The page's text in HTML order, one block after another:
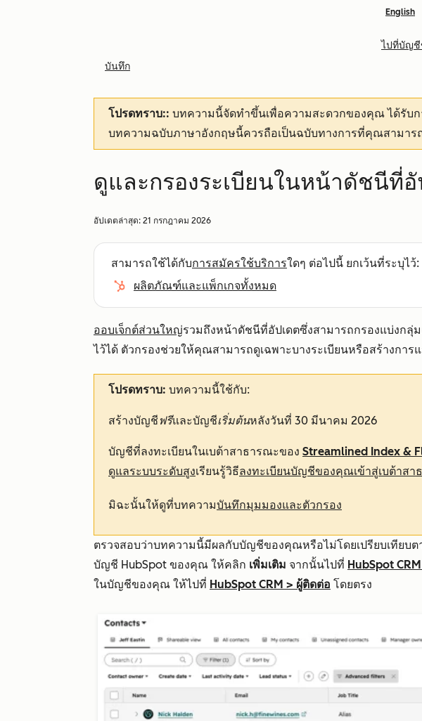
English
ไปที่บัญ
บันทึก
โปรดทราบ:: บทความนี้จัดทำขึ้นเพื่อความสะดวกของคุณได้รับ
บทความฉบับภาษาอังกฤษนี้ควรถือเป็นฉบับทางการที่คุณสามา
ดูและกรองระเบียนในหน้าดัชนีที่อั
อัปเดตล่าสุด: 21 กรกฎาคม 2026
สามารถใช้ได้กับการสมัครใช้บริการใดๆ ต่อไปนี้ ยกเว้นที่ระบุไว้:
ผลิตภัณฑ์และแพ็กเกจทั้งหมด
ออบเจ็กต์ส่วนใหญ่รวมถึงหน้าดัชนีที่อัปเดตซึ่งสามารถกรองแบ่งกลุ่
ไว้ได้ ตัวกรองช่วยให้คุณสามารถดูเฉพาะบางระเบียนหรือสร้างกา
โปรดทราบ: บทความนี้ใช้กับ:
สร้างบัญชี ฟรีและบัญชีเริ่มต้นหลังวันที่ 30 มีนาคม 2026
บัญชีที่ลงทะเบียนในเบต้าสาธารณะของ Streamlined Index &
ดูแลระบบระดับสูงเรียนรู้วิธีลงทะเบียนบัญชีของคุณเข้าสู่เบต้าสา
มิฉะนั้นให้ดูที่บทความบันทึกมุมมองและตัวกรอง
ตรวจสอบว่าบทความนี้มีผลกับบัญชีของคุณหรือไม่โดยเปรียบเทียบ
บัญชี HubSpot ของคุณ ให้คลิก เพิ่มเติม จากนั้นไปที่ HubSpot CRM
ในบัญชีของคุณ ให้ไปที่ HubSpot CRM > ผู้ติดต่อ โดยตรง